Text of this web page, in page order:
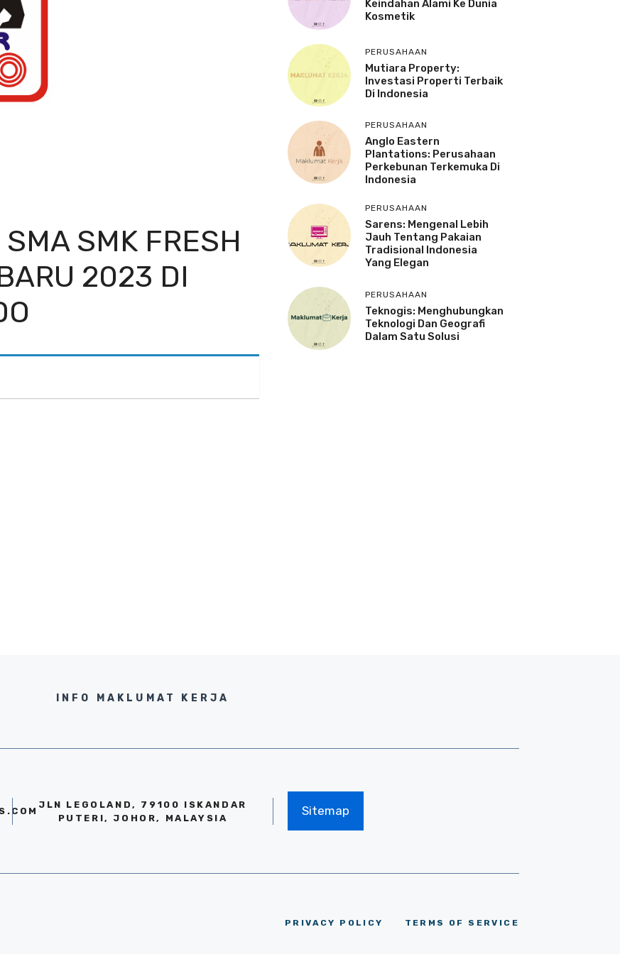
SMK FRESH
2023 DI
Keindahan Alami Ke Dunia
Kosmetik
PERUSAHAAN
Mutiara Property:
Investasi Properti Terbaik
Di Indonesia
PERUSAHAAN
Anglo Eastern
Plantations: Perusahaan
Perkebunan Terkemuka Di
Indonesia
PERUSAHAAN
Sarens: Mengenal Lebih
Jauh Tentang Pakaian
Tradisional Indonesia
Yang Elegan
PERUSAHAAN
Teknogis: Menghubungkan
Teknologi Dan Geografi
Dalam Satu Solusi
INFO MAKLUMAT KERJA
JLN LEGOLAND, 79100 ISKANDAR
PUTERI, JOHOR, MALAYSIA
Sitemap
PRIVACY POLICY TERMS OF SERVICE